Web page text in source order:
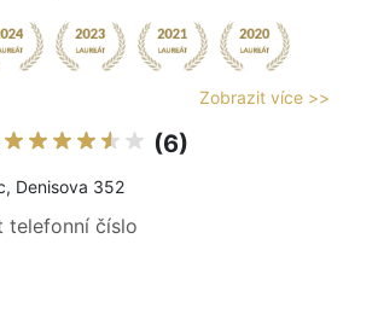
Zobrazit více >>
(6)
Denisova 352
telefonní číslo